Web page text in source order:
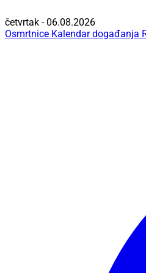
četvrtak - 06.08.2026
Osmrtnice Kalendar događanja